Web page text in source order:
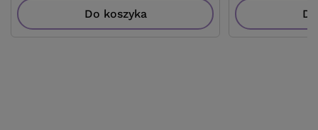
Do koszyka